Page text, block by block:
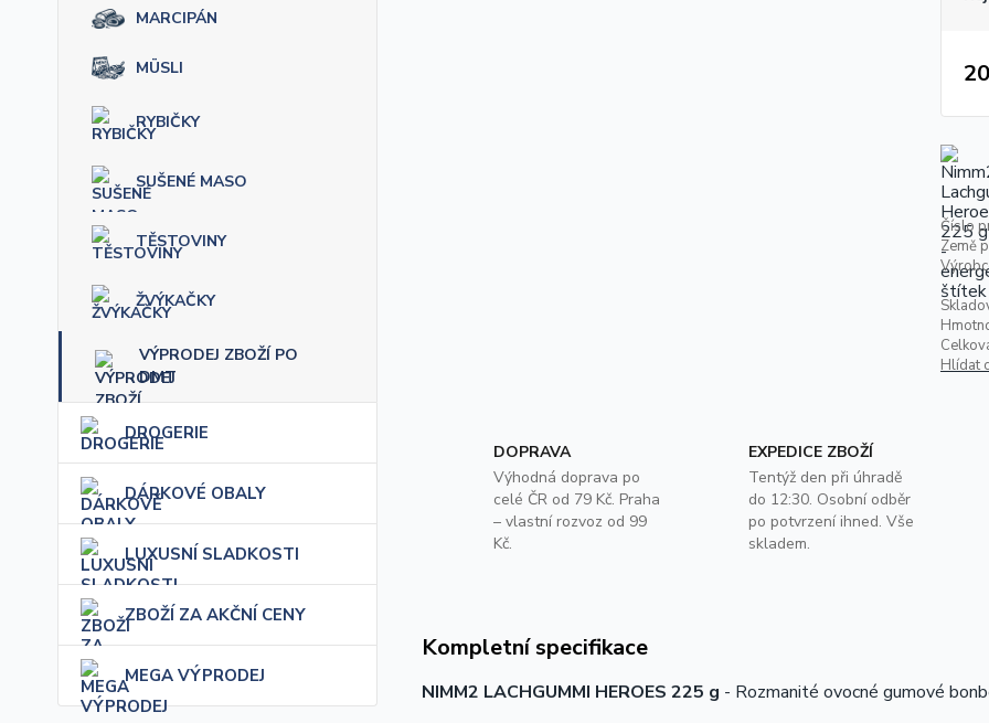
MARCIPÁN
MÜSLI
RYBIČKY
SUŠENÉ MASO
TĚSTOVINY
ŽVÝKAČKY
VÝPRODEJ ZBOŽÍ PO
DMT
DROGERIE
DÁRKOVÉ OBALY
LUXUSNÍ SLADKOSTI
ZBOŽÍ ZA AKČNÍ CENY
MEGA VÝPRODEJ
Číslo
Země
Hlídat
DOPRAVA
Výhodná doprava po
celé ČR od 79 Kč. Praha
– vlastní rozvoz od 99
Kč.
EXPEDICE ZBOŽÍ
Tentýž den při úhradě
do 12:30. Osobní odběr
po potvrzení ihned. Vše
skladem.
Kompletní specifikace
NIMM2 LACHGUMMI HEROES 225 g - Rozmanité ovocné gumové